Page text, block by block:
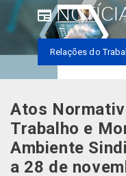
Relações do
Atos
Trabalho e
Ambiente
a 28 de